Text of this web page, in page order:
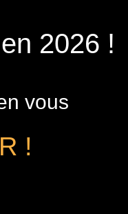
2026 !
vous
!